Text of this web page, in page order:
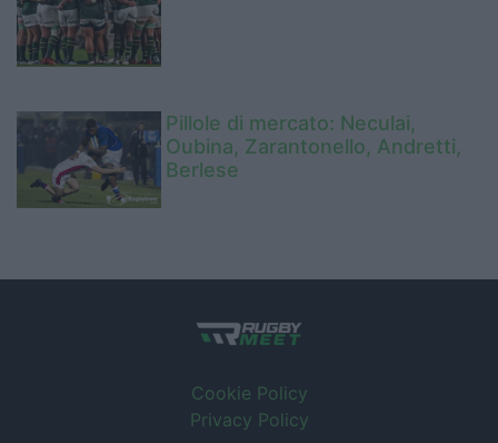
Pillole di mercato: Neculai,
Oubina, Zarantonello, Andretti,
Berlese
Cookie Policy
Privacy Policy